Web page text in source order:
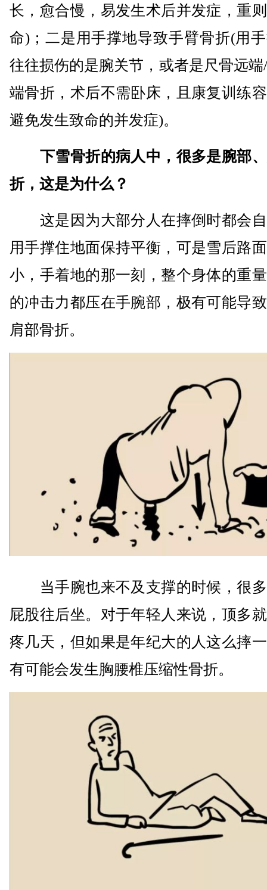
长，愈合慢，易发生术后并发症，重
命)；二是用手撑地导致手臂骨折(用
往往损伤的是腕关节，或者是尺骨远
端骨折，术后不需卧床，且康复训练
避免发生致命的并发症)。
下雪骨折的病人中，很多是腕部
折，这是为什么？
这是因为大部分人在摔倒时都会
用手撑住地面保持平衡，可是雪后路
小，手着地的那一刻，整个身体的重
的冲击力都压在手腕部，极有可能导
肩部骨折。
当手腕也来不及支撑的时候，很
屁股往后坐。对于年轻人来说，顶多
疼几天，但如果是年纪大的人这么摔
有可能会发生胸腰椎压缩性骨折。